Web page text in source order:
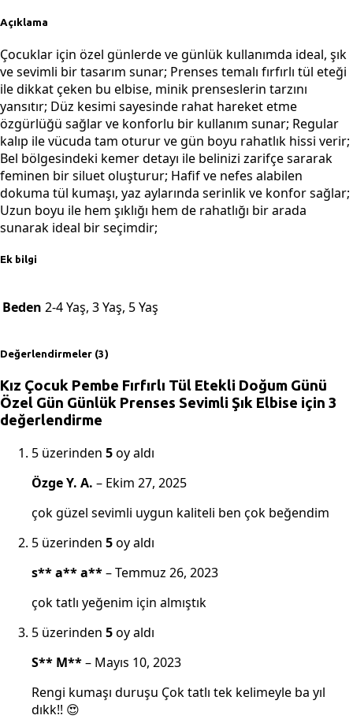
Açıklama
Çocuklar için özel günlerde ve günlük kullanımda ideal, şık
ve sevimli bir tasarım sunar; Prenses temalı fırfırlı tül eteği
ile dikkat çeken bu elbise, minik prenseslerin tarzını
yansıtır; Düz kesimi sayesinde rahat hareket etme
özgürlüğü sağlar ve konforlu bir kullanım sunar; Regular
kalıp ile vücuda tam oturur ve gün boyu rahatlık hissi verir;
Bel bölgesindeki kemer detayı ile belinizi zarifçe sararak
feminen bir siluet oluşturur; Hafif ve nefes alabilen
dokuma tül kumaşı, yaz aylarında serinlik ve konfor sağlar;
Uzun boyu ile hem şıklığı hem de rahatlığı bir arada
sunarak ideal bir seçimdir;
Ek bilgi
Beden 2-4 Yaş, 3 Yaş, 5 Yaş
Değerlendirmeler (3)
Kız Çocuk Pembe Fırfırlı Tül Etekli Doğum Günü
Özel Gün Günlük Prenses Sevimli Şık Elbise için 3
değerlendirme
5 üzerinden 5oy aldı
Özge Y. A. – Ekim 27, 2025
çok güzel sevimli uygun kaliteli ben çok beğendim
5 üzerinden 5oy aldı
s** a** a**–Temmuz 26, 2023
çok tatlı yeğenim için almıştık
5 üzerinden 5oy aldı
S** M**– Mayıs 10, 2023
Rengi kumaşı duruşu Çok tatlı tek kelimeyle ba yıl
dıkk!! 😍